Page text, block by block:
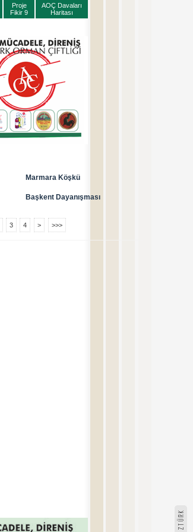
Proje
Fikir 9
AOÇ Davaları
Haritası
Marmara Köşkü
Başkent Dayanışması
3 4 > >>>